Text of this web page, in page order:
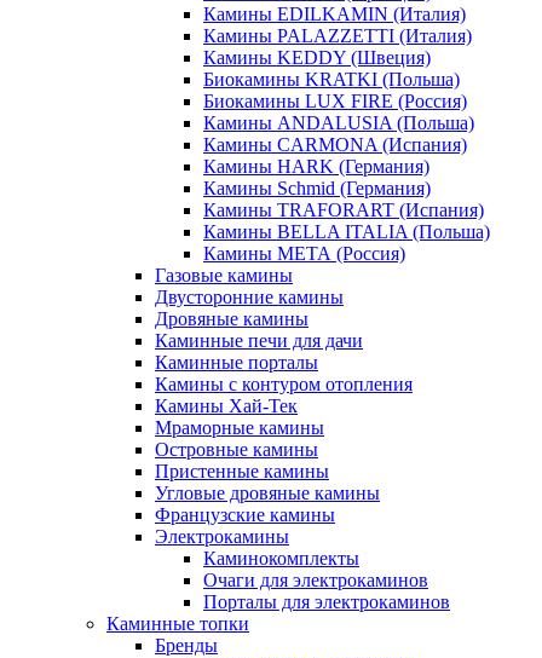
Камины EDILKAMIN (Италия)
Камины PALAZZETTI (Италия)
Камины KEDDY (Швеция)
Биокамины KRATKI (Польша)
Биокамины LUX FIRE (Россия)
Камины ANDALUSIA (Польша)
Камины CARMONA (Испания)
Камины HARK (Германия)
Камины Schmid (Германия)
Камины TRAFORART (Испания)
Камины BELLA ITALIA (Польша)
Камины МЕТА (Россия)
Газовые камины
Двусторонние камины
Дровяные камины
Каминные печи для дачи
Каминные порталы
Камины с контуром отопления
Камины Хай-Тек
Мраморные камины
Островные камины
Пристенные камины
Угловые дровяные камины
Французские камины
Электрокамины
Каминокомплекты
Очаги для электрокаминов
Порталы для электрокаминов
Каминные топки
Бренды